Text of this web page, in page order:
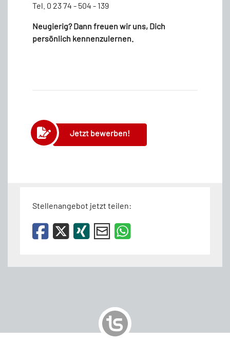
Tel. 0 23 74 - 504 - 139
Neugierig? Dann freuen wir uns, Dich
persönlich kennenzulernen.
Jetzt bewerben!
Stellenangebot jetzt teilen: